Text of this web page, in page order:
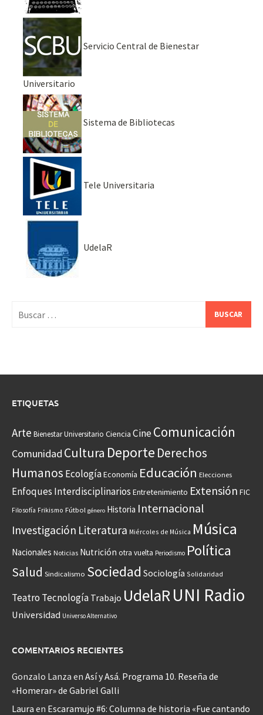
Servicio Central de Bienestar
Universitario
Sistema de Bibliotecas
Tele Universitaria
UdelaR
ETIQUETAS
Arte Bienestar Universitario Ciencia CineComunicación
Comunidad Cultura Deporte Derechos
Humanos EcologíaEconomía Educación Elecciones
Enfoques Interdisciplinarios Entretenimiento Extensión FIC
Filosofía Frikismo Fútbol género Historia Internacional
Investigación Literatura Miércoles de Música Música
Nacionales Noticias Nutrición otra vuelta Periodismo Política
Salud Sindicalismo Sociedad Sociología Solidaridad
Teatro Tecnología Trabajo UdelaRUNI Radio
Universidad Universo Alternativo
COMENTARIOS RECIENTES
Gonzalo Lanza en Así y Asá. Programa 10. Reseña de
«Homerar» de Gabriel Galli
Laura en Escaramujo #6: Columna de historia «Fue cantando